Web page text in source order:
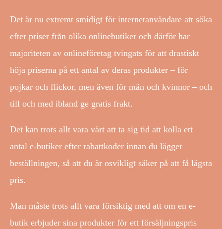
Det är nu extremt smidigt för internetanvändare att söka
efter priser från olika onlinebutiker och därför har
majoriteten av onlineföretag tvingats för att drastiskt
höja priserna på ett antal av deras produkter – för
pojkar och flickor, men även för män och kvinnor – och
till och med ibland ge gratis frakt.
Det kan trots allt vara värt att ta sig tid att kolla ett
antal e-butiker efter rabattkoder innan du lägger
beställningen, så att du är osvikligt säker på att få lägsta
pris.
Man måste trots allt vara försiktig med att om en e-
butik erbjuder sina produkter för ett försäljningspris